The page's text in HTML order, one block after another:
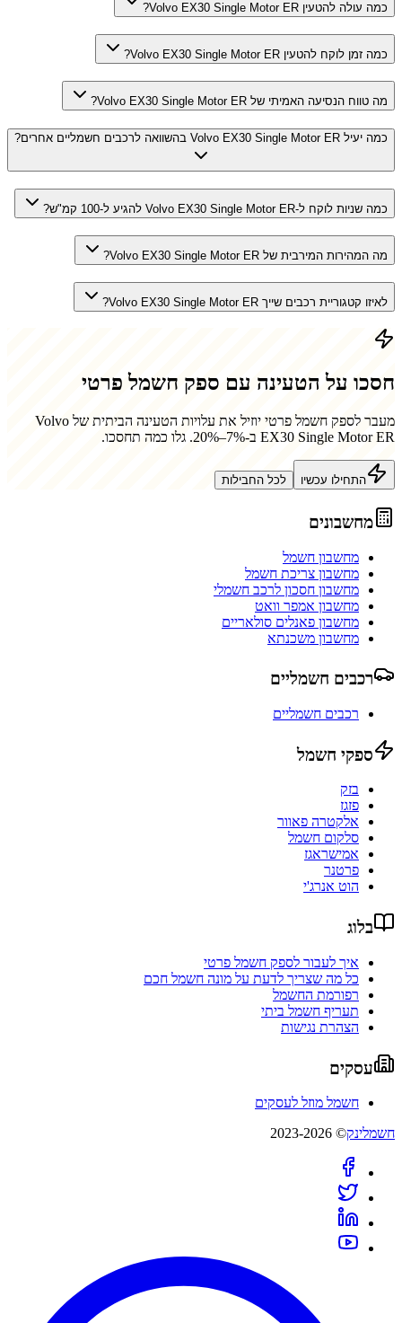
כמה עולה להטעין Volvo EX30 Single Motor ER?
כמה זמן לוקח להטעין Volvo EX30 Single Motor ER?
מה טווח הנסיעה האמיתי של Volvo EX30 Single Motor ER?
כמה יעיל Volvo EX30 Single Motor ER בהשוואה לרכבים חשמליים אחרים?
כמה שניות לוקח ל-Volvo EX30 Single Motor ER להגיע ל-100 קמ"ש?
מה המהירות המירבית של Volvo EX30 Single Motor ER?
לאיזו קטגוריית רכבים שייך Volvo EX30 Single Motor ER?
חסכו על הטעינה עם ספק חשמל פרטי
מעבר לספק חשמל פרטי יוזיל את עלויות הטעינה הביתית של Volvo
EX30 Single Motor ER ב-7%–20%. גלו כמה תחסכו.
התחילו עכשיו לכל החבילות
מחשבונים
מחשבון חשמל
מחשבון צריכת חשמל
מחשבון חסכון לרכב חשמלי
מחשבון אמפר וואט
מחשבון פאנלים סולאריים
מחשבון משכנתא
רכבים חשמליים
רכבים חשמליים
ספקי חשמל
בזק
פזגז
אלקטרה פאוור
סלקום חשמל
אמישראגז
פרטנר
הוט אנרג'י
בלוג
איך לעבור לספק חשמל פרטי
כל מה שצריך לדעת על מונה חשמל חכם
רפורמת החשמל
תעריף חשמל ביתי
הצהרת נגישות
עסקים
חשמל מוזל לעסקים
חשמלינק© 2023-2026